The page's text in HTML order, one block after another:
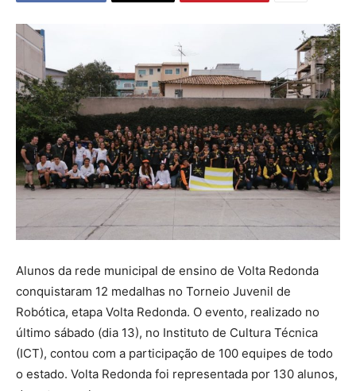
Alunos da rede municipal de ensino de Volta Redonda
conquistaram 12 medalhas no Torneio Juvenil de
Robótica, etapa Volta Redonda. O evento, realizado no
último sábado (dia 13), no Instituto de Cultura Técnica
(ICT), contou com a participação de 100 equipes de todo
o estado. Volta Redonda foi representada por 130 alunos,